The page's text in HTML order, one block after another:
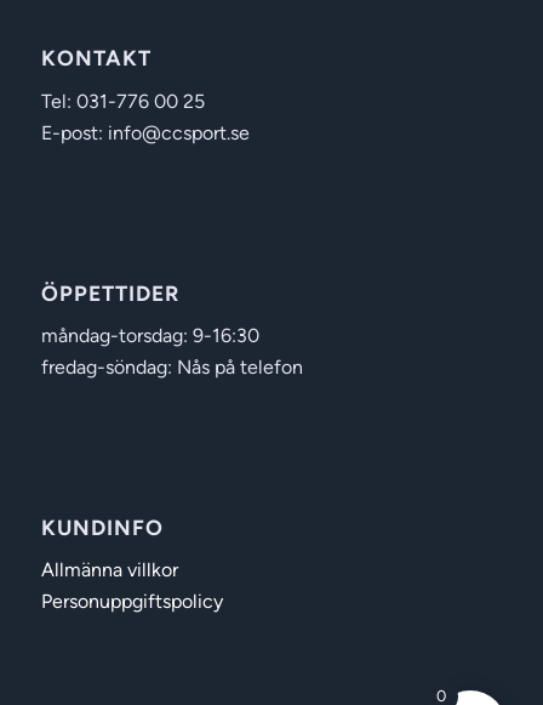
KONTAKT
Tel: 031-776 00 25
E-post: info@ccsport.se
ÖPPETTIDER
måndag-torsdag: 9-16:30
fredag-söndag: Nås på telefon
KUNDINFO
Allmänna villkor
Personuppgiftspolicy
0